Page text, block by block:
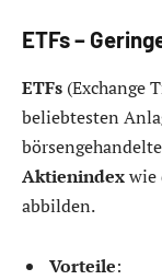
ETFs –
ETFs (Exchange
beliebtesten
Aktienindexwie
abbilden.
Vorteile: